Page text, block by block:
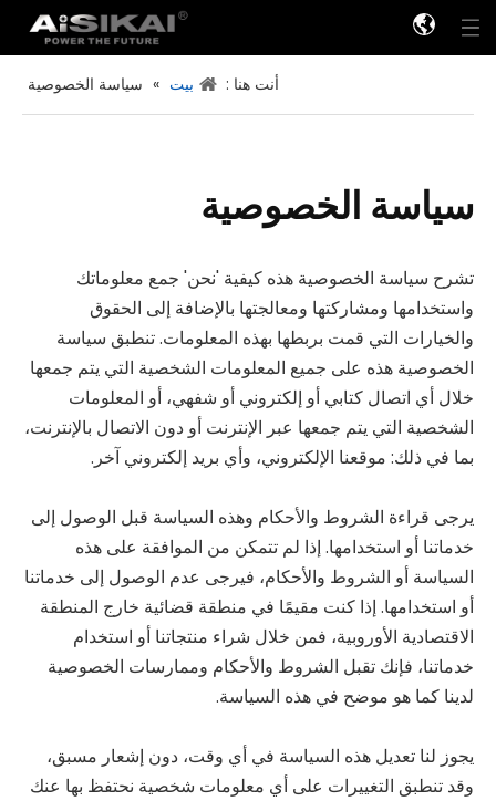
أنت هنا : بيت » سياسة الخصوصية
سياسة الخصوصية
تشرح سياسة الخصوصية هذه كيفية 'نحن' جمع معلوماتك
واستخدامها ومشاركتها ومعالجتها بالإضافة إلى الحقوق
والخيارات التي قمت بربطها بهذه المعلومات. تنطبق سياسة
الخصوصية هذه على جميع المعلومات الشخصية التي يتم جمعها
خلال أي اتصال كتابي أو إلكتروني أو شفهي، أو المعلومات
الشخصية التي يتم جمعها عبر الإنترنت أو دون الاتصال بالإنترنت،
بما في ذلك: موقعنا الإلكتروني، وأي بريد إلكتروني آخر.
يرجى قراءة الشروط والأحكام وهذه السياسة قبل الوصول إلى
خدماتنا أو استخدامها. إذا لم تتمكن من الموافقة على هذه
السياسة أو الشروط والأحكام، فيرجى عدم الوصول إلى خدماتنا
أو استخدامها. إذا كنت مقيمًا في منطقة قضائية خارج المنطقة
الاقتصادية الأوروبية، فمن خلال شراء منتجاتنا أو استخدام
خدماتنا، فإنك تقبل الشروط والأحكام وممارسات الخصوصية
لدينا كما هو موضح في هذه السياسة.
يجوز لنا تعديل هذه السياسة في أي وقت، دون إشعار مسبق،
وقد تنطبق التغييرات على أي معلومات شخصية نحتفظ بها عنك